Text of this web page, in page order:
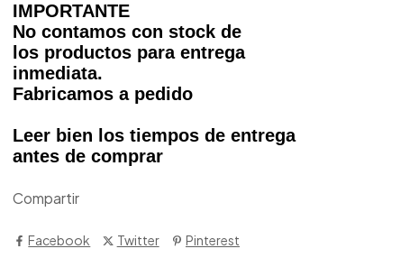
IMPORTANTE
No contamos con stock de
los productos para entrega
inmediata.
Fabricamos a pedido
Leer bien los tiempos de entrega
antes de comprar
Compartir
Facebook Twitter Pinterest